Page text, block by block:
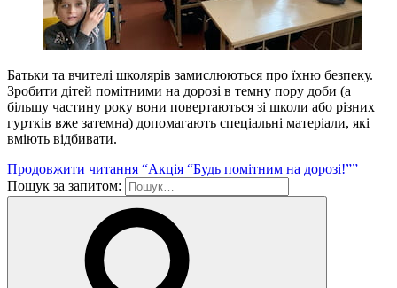
Батьки та вчителі школярів замислюються про їхню безпеку.
Зробити дітей помітними на дорозі в темну пору доби (а
більшу частину року вони повертаються зі школи або різних
гуртків вже затемна) допомагають спеціальні матеріали, які
вміють відбивати.
Продовжити читання “Акція “Будь помітним на дорозі!””
Пошук за запитом: